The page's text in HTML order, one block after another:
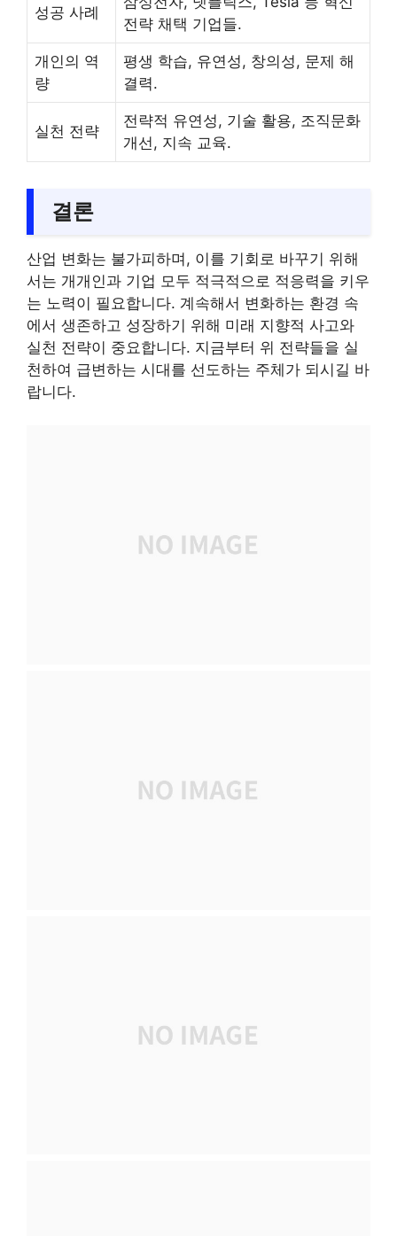
성공 사례
전략 채택 기업들.
개인의 역
량
평생 학습, 유연성, 창의성, 문제 해
결력.
실천 전략
전략적 유연성, 기술 활용, 조직문화
개선, 지속 교육.
결론
산업 변화는 불가피하며, 이를 기회로 바꾸기 위해
서는 개개인과 기업 모두 적극적으로 적응력을 키우
는 노력이 필요합니다. 계속해서 변화하는 환경 속
에서 생존하고 성장하기 위해 미래 지향적 사고와
실천 전략이 중요합니다. 지금부터 위 전략들을 실
천하여 급변하는 시대를 선도하는 주체가 되시길 바
랍니다.